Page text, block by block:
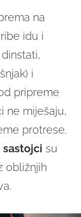
na
idu i
i
pripreme
ne miješaju,
protrese.
su
obližnjih